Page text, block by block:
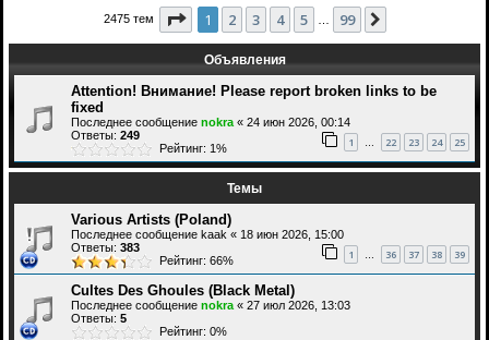
2475 тем Страница из 99
1 2 3 4 5 99
Объявления
Attention! Внимание! Please report broken links to be
fixed
Последнее сообщение nokra « 24 июн 2026, 00:14
Ответы: 249 1 … 22 23 24 25
Рейтинг: 1%
Темы
Various Artists (Poland)
Последнее сообщение kaak « 18 июн 2026, 15:00
Ответы: 383 1 … 36 37 38 39
Рейтинг: 66%
Cultes Des Ghoules (Black Metal)
Последнее сообщение nokra « 27 июл 2026, 13:03
Ответы: 5
Рейтинг: 0%